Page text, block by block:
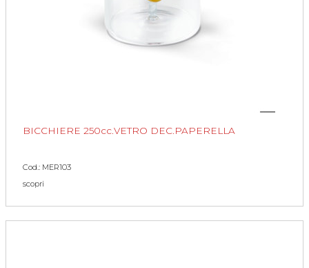
BICCHIERE 250cc.VETRO DEC.PAPERELLA
Cod.: MER103
scopri